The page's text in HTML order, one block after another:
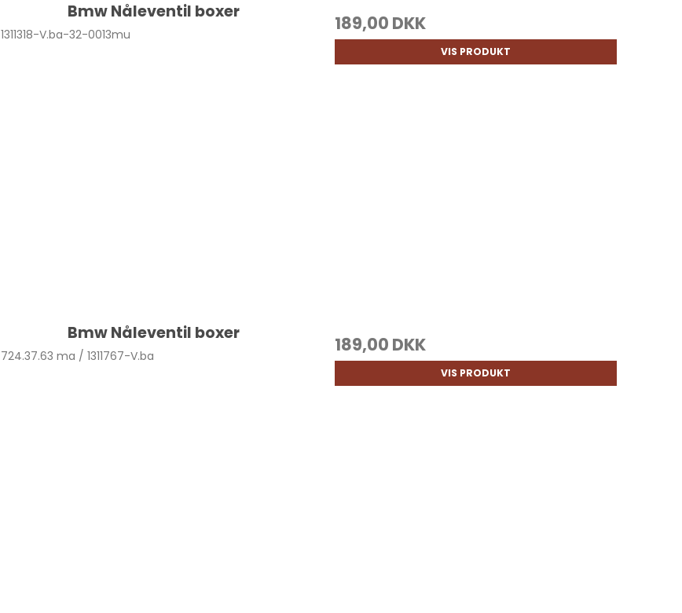
Bmw Nåleventil boxer
1311318-V.ba-32-0013mu 189,00 DKK
VIS PRODUKT
Bmw Nåleventil boxer
724.37.63 ma / 1311767-V.ba 189,00 DKK
VIS PRODUKT